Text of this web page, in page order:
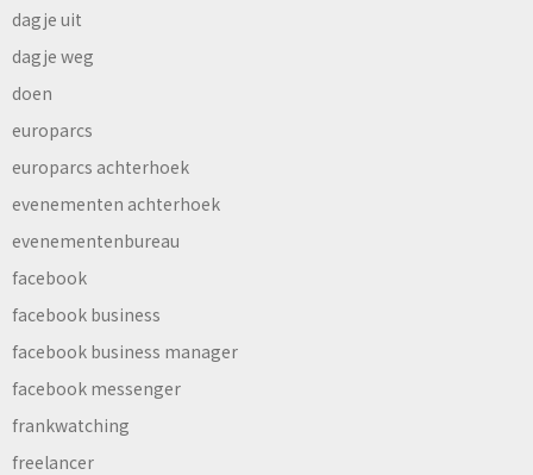
dagje uit
dagje weg
doen
europarcs
europarcs achterhoek
evenementen achterhoek
evenementenbureau
facebook
facebook business
facebook business manager
facebook messenger
frankwatching
freelancer